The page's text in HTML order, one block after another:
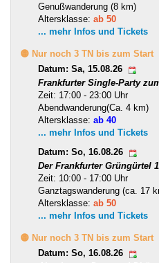
Genußwanderung (8 km)
Altersklasse: ab 50
... mehr Infos und Tickets
🟡 Nur noch 3 TN bis zum Start
Datum: Sa, 15.08.26
Frankfurter Single-Party
Zeit: 17:00 - 23:00 Uhr
Abendwanderung(Ca. 4 km)
Altersklasse: ab 40
... mehr Infos und Tickets
Datum: So, 16.08.26
Der Frankfurter Grüngürtel
Zeit: 10:00 - 17:00 Uhr
Ganztagswanderung (ca. 17
Altersklasse: ab 50
... mehr Infos und Tickets
🟡 Nur noch 3 TN bis zum Start
Datum: So, 16.08.26